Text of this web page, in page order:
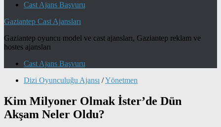
Cast Ajans Başvuru
Gaziantep Cast Ajansları
Gaziantep oyuncu model ve cast ajansları, Gaziantep reklam ve
hostes ajansları
Cast Ajans Başvuru
Dizi Oyunculuğu Ajansı /Yönetmen
Kim Milyoner Olmak İster’de Dün
Akşam Neler Oldu?